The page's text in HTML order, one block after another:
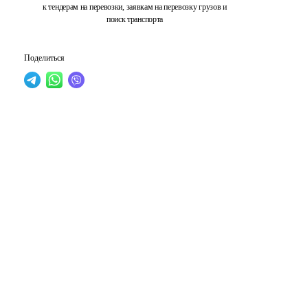
к тендерам на перевозки, заявкам на перевозку грузов и
поиск транспорта
Поделиться